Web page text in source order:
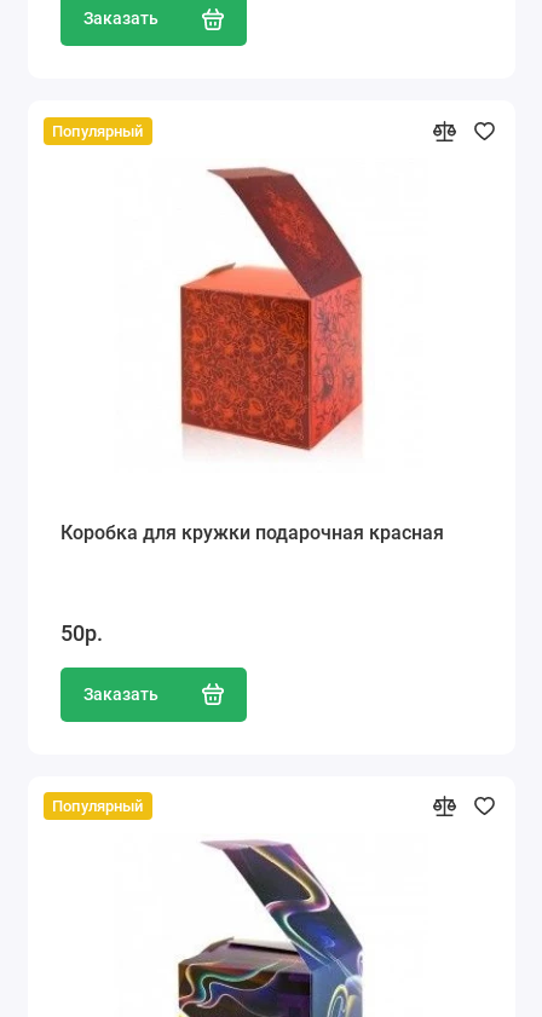
Заказать
Популярный
Коробка для кружки подарочная красная
50р.
Заказать
Популярный